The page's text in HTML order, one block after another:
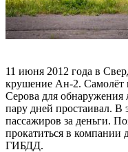
11 июня 2012 года в
крушение Ан-2. Самолёт
Серова для обнаружения
пару дней простаивал. В
пассажиров за деньги.
прокатиться в компании
ГИБДД.